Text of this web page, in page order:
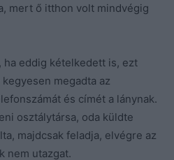
mert ő itthon volt mindvégig
ha eddig kételkedett is, ezt
megadta az
és címét a lánynak.
osztálytársa, oda küldte
majdcsak feladja, elvégre az
nem utazgat.